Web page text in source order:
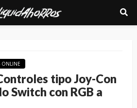
ONLINE
tipo Joy-Con
Switch con RGB a